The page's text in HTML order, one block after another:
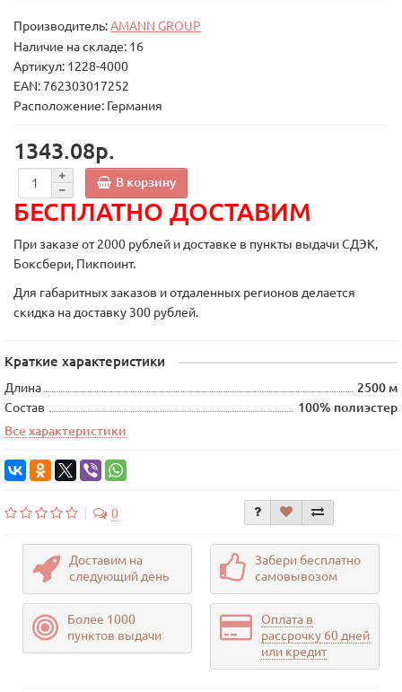
Производитель:AMANN GROUP
Наличие на складе: 16
Артикул: 1228-4000
EAN: 762303017252
Расположение: Германия
1343.08р.
В корзину
БЕСПЛАТНО ДОСТАВИМ
При заказе от 2000 рублей и доставке в пункты выдачи СДЭК,
Боксбери, Пикпоинт.
Для габаритных заказов и отдаленных регионов делается
скидка на доставку 300 рублей.
Краткие характеристики
Длина
2500 м
Состав
100% полиэстер
Все характеристики
0
Доставим на
следующий день
Забери бесплатно
самовывозом
Более 1000
пунктов выдачи
Оплата в
рассрочку 60 дней
или кредит